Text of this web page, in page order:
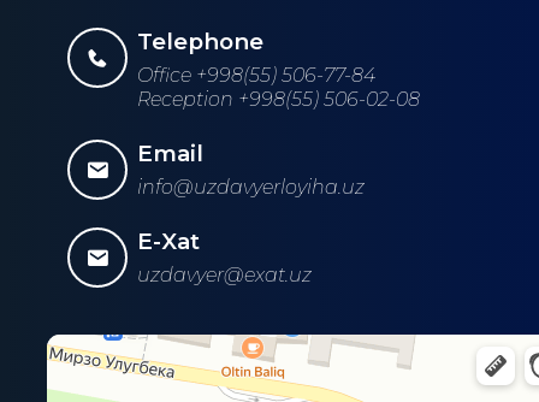
Telephone
Office +998(55) 506-77-84
Reception +998(55) 506-02-08
Email
info@uzdavyerloyiha.uz
E-Xat
uzdavyer@exat.uz